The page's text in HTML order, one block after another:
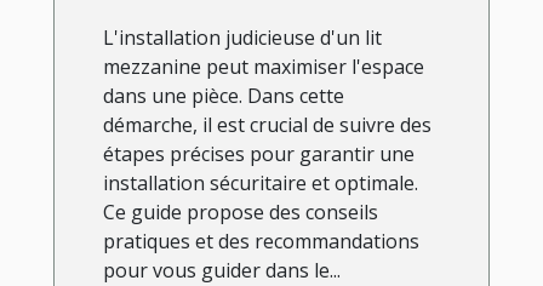
L'installation judicieuse d'un lit
mezzanine peut maximiser l'espace
dans une pièce. Dans cette
démarche, il est crucial de suivre des
étapes précises pour garantir une
installation sécuritaire et optimale.
Ce guide propose des conseils
pratiques et des recommandations
pour vous guider dans le...